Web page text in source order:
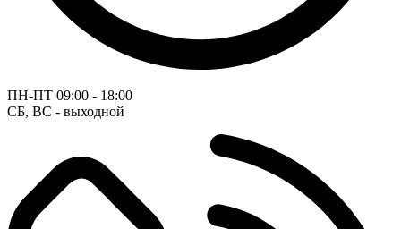
ПН-ПТ 09:00 - 18:00
СБ, ВС - выходной